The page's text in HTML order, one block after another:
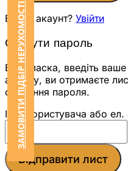
ЗАМОВИТИ ПІДБІР НЕРУХОМОСТІ
Вже є акаунт? Увійти
Скинути пароль
Будь ласка, введіть
адресу, ви отримаєте
скидання пароля.
Ім'я користувача або ел.
Відправити лист